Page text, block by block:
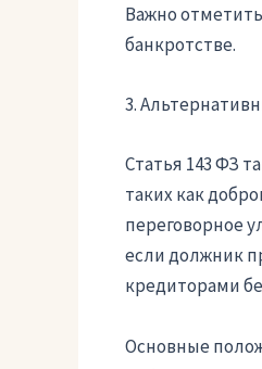
Важно
банкротстве.
3.
Статья 143 ФЗ
таких как
переговорное
если должник
кредиторами
Основные